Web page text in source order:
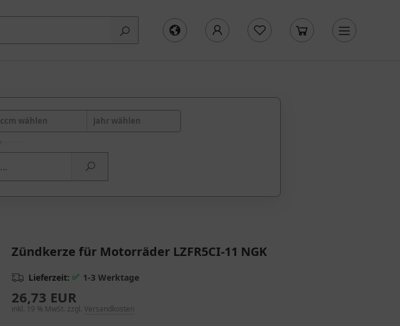
ccm wählen Jahr wählen
Zündkerze für Motorräder LZFR5CI-11 NGK
Lieferzeit: ✅ 1-3 Werktage
26,73 EUR
inkl. 19 % MwSt. zzgl. Versandkosten